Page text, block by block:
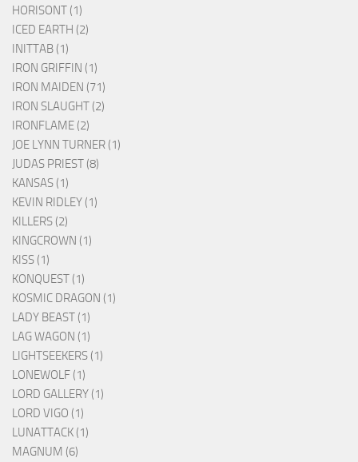
HORISONT (1)
ICED EARTH (2)
INITTAB (1)
IRON GRIFFIN (1)
IRON MAIDEN (71)
IRON SLAUGHT (2)
IRONFLAME (2)
JOE LYNN TURNER (1)
JUDAS PRIEST (8)
KANSAS (1)
KEVIN RIDLEY (1)
KILLERS (2)
KINGCROWN (1)
KISS (1)
KONQUEST (1)
KOSMIC DRAGON (1)
LADY BEAST (1)
LAG WAGON (1)
LIGHTSEEKERS (1)
LONEWOLF (1)
LORD GALLERY (1)
LORD VIGO (1)
LUNATTACK (1)
MAGNUM (6)